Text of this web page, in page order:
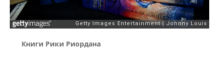
Книги Рики Риордана